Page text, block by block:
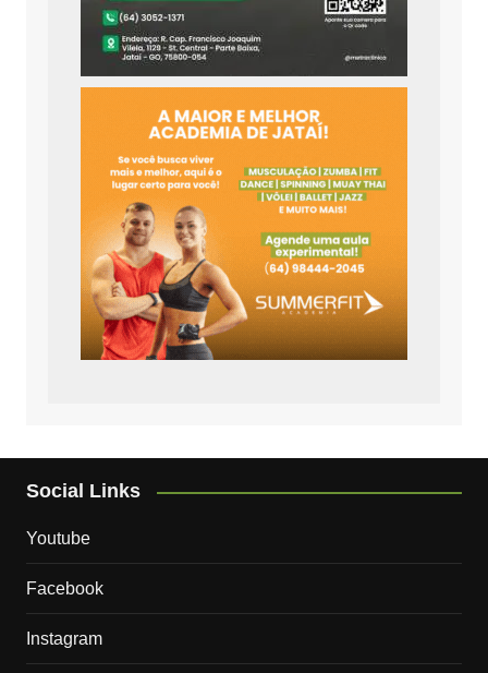
Social Links
Youtube
Facebook
Instagram